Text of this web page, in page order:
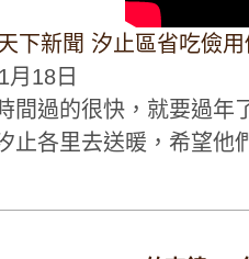
下新聞 汐止區省吃儉
月18日
間過的很快，就要過
止各里去送暖，希望他